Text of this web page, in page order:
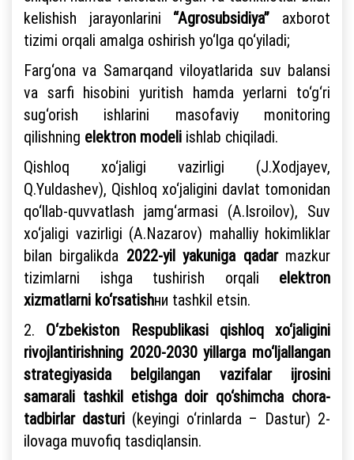
kelishish jarayonlarini “Agrosubsidiya” axborot
tizimi orqali amalga oshirish yo‘lga qo‘yiladi;
Farg‘ona va Samarqand viloyatlarida suv balansi
va sarfi hisobini yuritish hamda yerlarni to‘g‘ri
sug‘orish ishlarini masofaviy monitoring
qilishning elektron modeli ishlab chiqiladi.
Qishloq xo‘jaligi vazirligi (J.Xodjayev,
Q.Yuldashev), Qishloq xo‘jaligini davlat tomonidan
qo‘llab-quvvatlash jamg‘armasi (A.Isroilov), Suv
xo‘jaligi vazirligi (A.Nazarov) mahalliy hokimliklar
bilan birgalikda 2022-yil yakuniga qadar mazkur
tizimlarni ishga tushirish orqali elektron
xizmatlarni ko‘rsatishни tashkil etsin.
2. O‘zbekiston Respublikasi qishloq xo‘jaligini
rivojlantirishning 2020-2030 yillarga mo‘ljallangan
strategiyasida belgilangan vazifalar ijrosini
samarali tashkil etishga doir qo‘shimcha chora-
tadbirlar dasturi(keyingi o‘rinlarda – Dastur) 2-
ilovaga muvofiq tasdiqlansin.